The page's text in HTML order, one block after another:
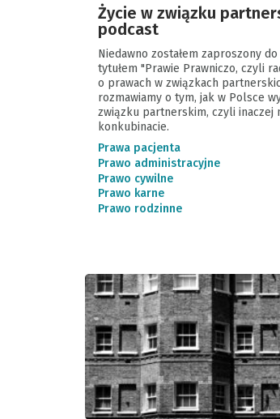
Życie w związku
podcast
Niedawno zostałem zaproszony
tytułem "Prawie Prawniczo, czyli
o prawach w związkach
rozmawiamy o tym, jak w Polsce
związku partnerskim, czyli inaczej
konkubinacie.
Prawa pacjenta
Prawo administracyjne
Prawo cywilne
Prawo karne
Prawo rodzinne